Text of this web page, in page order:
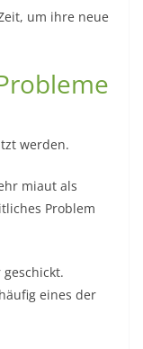
um ihre neue
werden.
miaut als
Problem
eines der